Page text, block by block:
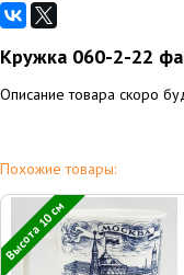
Кружка 060-2-22
Описание товара скоро
Похожие товары:
Высота 10 см